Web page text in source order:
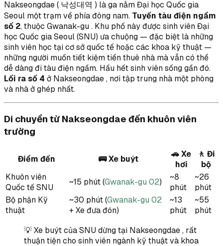
Nakseongdae ( 낙성대역 ) là ga nằm Đại học Quốc gia
Seoul một trạm về phía đông nam. Tuyến tàu điện ngầm
số 2, thuộc Gwanak-gu . Khu phố này được sinh viên Đại
học Quốc gia Seoul (SNU) ưa chuộng — đặc biệt là những
sinh viên học tại cơ sở quốc tế hoặc các khoa kỹ thuật —
những người muốn tiết kiệm tiền thuê nhà mà vẫn có thể
dễ dàng đi tàu điện ngầm. Hầu hết sinh viên sống gần đó.
Lối ra số 4 ở Nakseongdae , nơi tập trung nhà một phòng
và nhà ở ghép nhất.
Di chuyển từ Nakseongdae đến khuôn viên
trường
Điểm đến 🚌 Xe buýt
🚗 Xe
hơi
🚶 Đi
bộ
Khuôn viên
Quốc tế SNU
~15 phút (Gwanak-gu 02)
~8
phút
~26
phút
Bộ phận Kỹ
thuật
~30 phút (Gwanak-gu 02
+ Xe đưa đón)
~13
phút
~55
phút
💡 Xe buýt của SNU dừng tại Nakseongdae , rất
thuận tiện cho sinh viên ngành kỹ thuật và khoa